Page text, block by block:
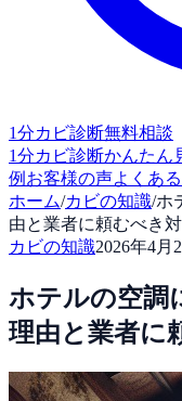
1分カビ診断無料相談
1分カビ診断かんたん
例 お客様の声よくあ
ホーム/カビの知識/ホ
由と業者に頼むべき
カビの知識2026年4月
ホテルの空調
理由と業者に